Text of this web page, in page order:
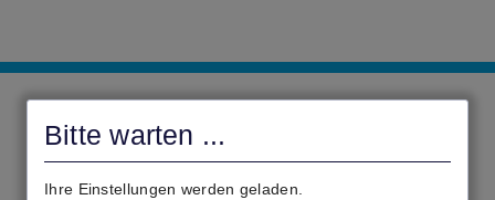
Bitte warten ...
Ihre Einstellungen werden geladen.